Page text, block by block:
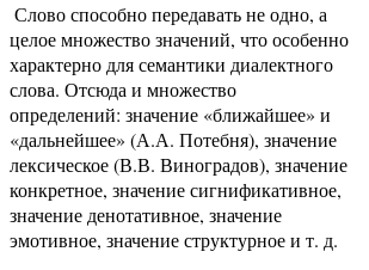
Слово способно передавать не одно, а
целое множество значений, что особенно
характерно для семантики диалектного
слова. Отсюда и множество
определений: значение «ближайшее» и
«дальнейшее» (А.А. Потебня), значение
лексическое (В.В. Виноградов), значение
конкретное, значение сигнификативное,
значение денотативное, значение
эмотивное, значение структурное и т. д.